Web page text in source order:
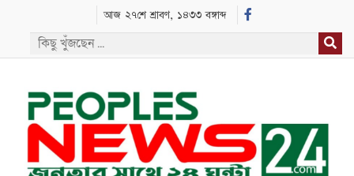
আজ ২৭শে শ্রাবণ, ১৪৩৩ বঙ্গাব্দ